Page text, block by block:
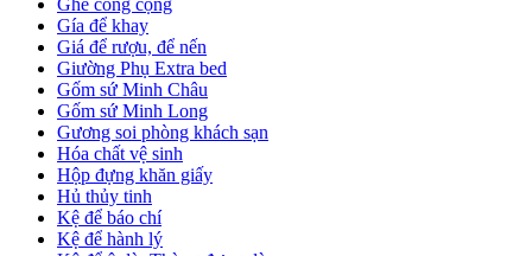
Gía để khay
Giá để rượu, để nến
Giường Phụ Extra bed
Gốm sứ Minh Châu
Gốm sứ Minh Long
Gương soi phòng khách sạn
Hóa chất vệ sinh
Hộp đựng khăn giấy
Hủ thủy tinh
Kệ để báo chí
Kệ để hành lý